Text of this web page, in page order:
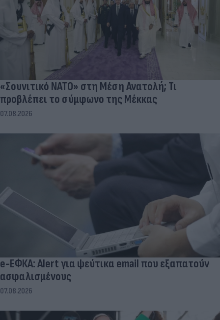
«Σουνιτικό ΝΑΤΟ» στη Μέση Ανατολή; Τι
προβλέπει το σύμφωνο της Μέκκας
07.08.2026
e-ΕΦΚΑ: Alert για ψεύτικα email που εξαπατούν
ασφαλισμένους
07.08.2026